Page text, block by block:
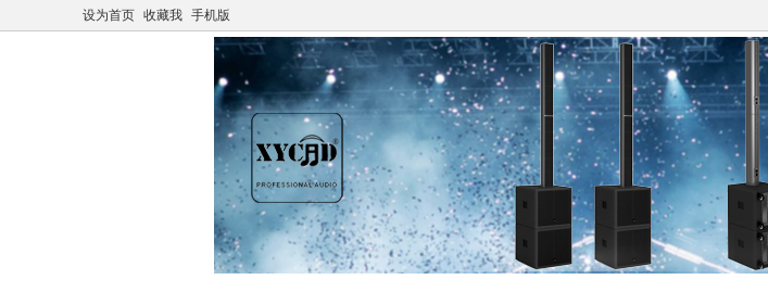
设为首页 收藏我 手机版